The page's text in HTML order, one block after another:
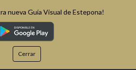
nueva Guía Visual de Estepona!
Cerrar